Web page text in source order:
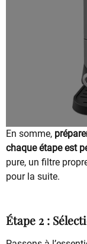
En somme,
chaque étape est
pure, un filtre
pour la suite.
Étape 2 :